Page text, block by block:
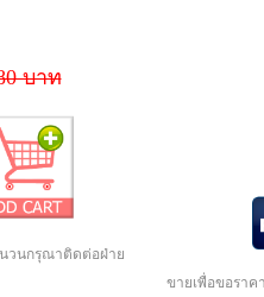
บาท
วนกรุณาติดต่อฝ่าย
ขายเพื่อขอราค